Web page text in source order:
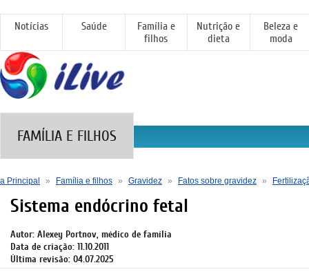
Notícias Saúde
Família e
filhos
Nutrição e
dieta
Beleza e
moda
FAMÍLIA E FILHOS
a Principal » Família e filhos » Gravidez » Fatos sobre gravidez »
Sistema endócrino fetal
Autor: Alexey Portnov, médico de família
Data de criação: 11.10.2011
Última revisão: 04.07.2025